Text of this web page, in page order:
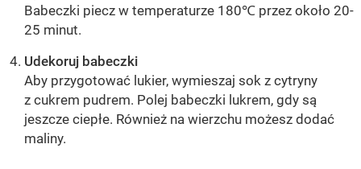
Babeczki piecz w temperaturze 180℃ przez około 20-
25 minut.
Udekoruj babeczki
Aby przygotować lukier, wymieszaj sok z cytryny
z cukrem pudrem. Polej babeczki lukrem, gdy są
jeszcze ciepłe. Również na wierzchu możesz dodać
maliny.